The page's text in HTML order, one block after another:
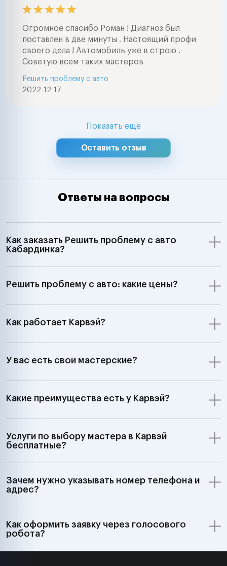
Огромное спасибо Роман ! Диагноз был
поставлен в две минуты . Настоящий профи
своего дела ! Автомобиль уже в строю .
Советую всем таких мастеров
2022-12-17
Решить проблему с авто
Показать еще
Оставить отзыв
Ответы на вопросы
Как заказать Решить проблему с авто
Кабардинка?
Решить проблему с авто: какие цены?
Как работает Карвэй?
У вас есть свои мастерские?
Какие преимущества есть у Карвэй?
Услуги по выбору мастера в Карвэй
бесплатные?
Зачем нужно указывать номер телефона и
адрес?
Как оформить заявку через голосового
робота?